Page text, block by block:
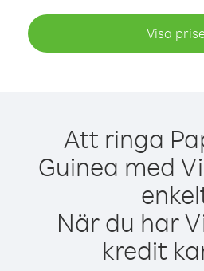
Visa
Att ringa
Guinea med
När du har
kredit